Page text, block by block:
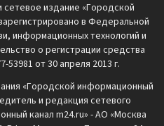
издание «Городской
в Федеральной
информационных технологий и
о регистрации средства
от 30 апреля 2013 г.
«Городской информационный
и редакция сетевого
канал m24.ru» - АО «Москва